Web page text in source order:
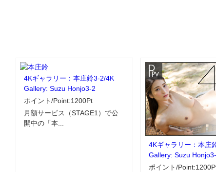
4Kギャラリー：本庄鈴3-2/4K
Gallery: Suzu Honjo3-2
ポイント/Point:1200Pt
月額サービス（STAGE1）で公
開中の「本...
4Kギャラリー：本庄
Gallery: Suzu
ポイント/